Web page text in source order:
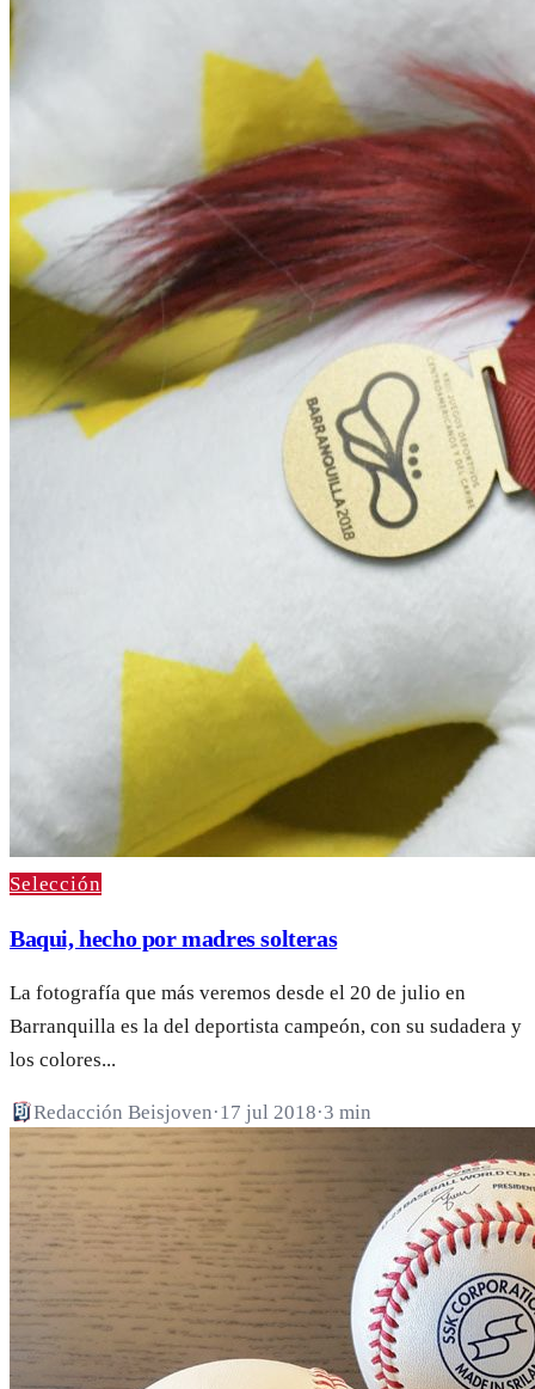
Selección
Baqui, hecho por madres solteras
La fotografía que más veremos desde el 20 de julio en
Barranquilla es la del deportista campeón, con su sudadera y
los colores...
Redacción Beisjoven·17 jul 2018·3 min